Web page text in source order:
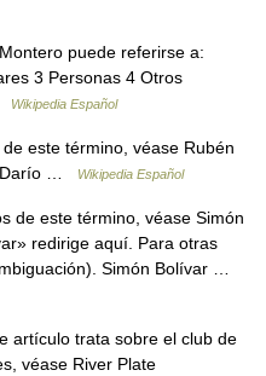
puede referirse a:
3 Personas 4 Otros
Wikipedia Español
este término, véase Rubén
Darío …
Wikipedia Español
de este término, véase Simón
redirige aquí. Para otras
Simón Bolívar …
artículo trata sobre el club de
véase River Plate